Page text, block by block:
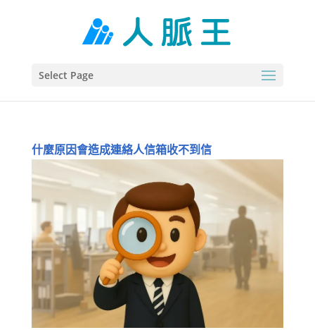
Select Page
什麼原因會造成連絡人信箱收不到信